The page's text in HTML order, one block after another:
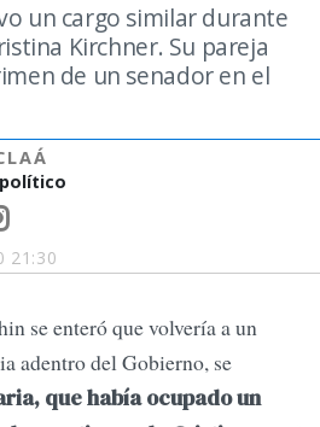
21:30
un cargo similar durante
Kirchner. Su pareja
de un senador en el
se enteró que volvería a un
adentro del Gobierno, se
que había ocupado un